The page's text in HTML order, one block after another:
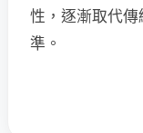
性，逐漸取代
準。